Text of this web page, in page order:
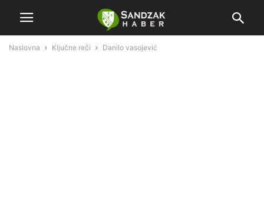
Naslovna Ključne reči Danilo vasojević